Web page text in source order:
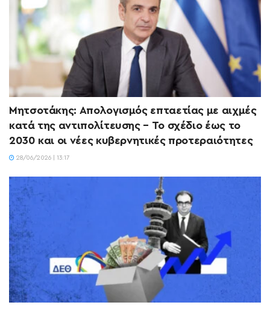
Μητσοτάκης: Απολογισμός επταετίας με αιχμές
κατά της αντιπολίτευσης – Το σχέδιο έως το
2030 και οι νέες κυβερνητικές προτεραιότητες
28/06/2026 | 13:17